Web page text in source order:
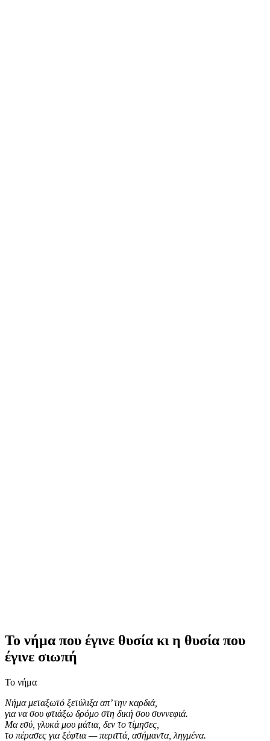
Το νήμα που έγινε θυσία κι η θυσία που
έγινε σιωπή
Το νήμα
Νήμα μεταξωτό ξετύλιξα απ’ την καρδιά,
για να σου φτιάξω δρόμο στη δική σου συννεφιά.
Μα εσύ, γλυκά μου μάτια, δεν το τίμησες,
το πέρασες για ξέφτια — περιττά, ασήμαντα, ληγμένα.